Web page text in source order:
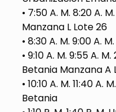
• 7:50 A. M. 8:20 A.
Manzana L Lote 26
• 8:30 A. M. 9:00 A.
• 9:10 A. M. 9:55 A.
Betania Manzana A
• 10:10 A. M. 11:40
Betania